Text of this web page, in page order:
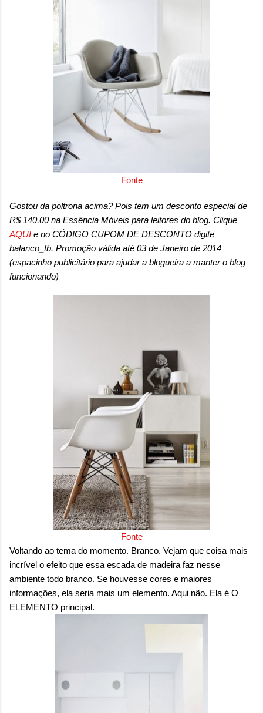
Fonte
Gostou da poltrona acima? Pois tem um desconto especial de
R$ 140,00 na Essência Móveis para leitores do blog. Clique
AQUI e no CÓDIGO CUPOM DE DESCONTO digite
balanco_fb. Promoção válida até 03 de Janeiro de 2014
(espacinho publicitário para ajudar a blogueira a manter o blog
funcionando)
Fonte
Voltando ao tema do momento. Branco. Vejam que coisa mais
incrível o efeito que essa escada de madeira faz nesse
ambiente todo branco. Se houvesse cores e maiores
informações, ela seria mais um elemento. Aqui não. Ela é O
ELEMENTO principal.